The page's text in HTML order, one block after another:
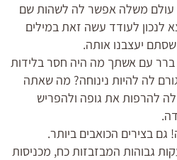
עולם משלה אפשר לה לשהות שם
לנכון לעודד עשה זאת במילים
יעצבנו אותה.
ברר עם אשתך מה היה חסר בלידות
לה להיות נינוחה? מה שאתה
לה להרפות את גופה ולהפריש
גם בצירים הכואבים ביותר.
גבוהות המבזבזות כח, מכניסות